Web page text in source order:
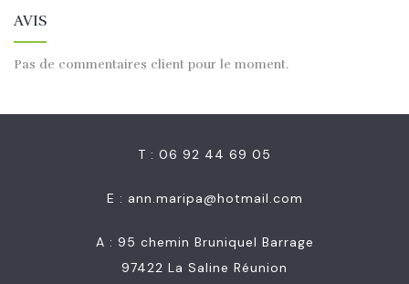
AVIS
Pas de commentaires client pour le moment.
T : 06 92 44 69 05
E : ann.maripa@hotmail.com
A : 95 chemin Bruniquel Barrage
97422 La Saline Réunion